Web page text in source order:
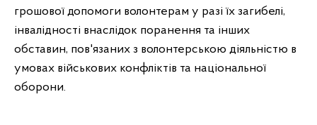
грошової допомоги волонтерам у разі їх загибелі,
інвалідності внаслідок поранення та інших
обставин, пов'язаних з волонтерською діяльністю в
умовах військових конфліктів та національної
оборони.